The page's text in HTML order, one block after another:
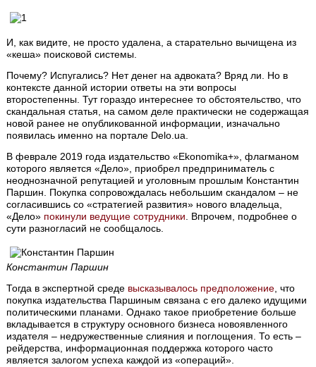
И, как видите, не просто удалена, а старательно вычищена из
«кеша» поисковой системы.
Почему? Испугались? Нет денег на адвоката? Вряд ли. Но в
контексте данной истории ответы на эти вопросы
второстепенны. Тут гораздо интереснее то обстоятельство, что
скандальная статья, на самом деле практически не содержащая
новой ранее не опубликованной информации, изначально
появилась именно на портале Delo.ua.
В феврале 2019 года издательство «Ekonomika+», флагманом
которого является «Дело», приобрел предприниматель с
неоднозначной репутацией и уголовным прошлым Константин
Паршин. Покупка сопровождалась небольшим скандалом – не
согласившись со «стратегией развития» нового владельца,
«Дело» покинули ведущие сотрудники . Впрочем, подробнее о
сути разногласий не сообщалось.
Константин Паршин
Тогда в экспертной среде высказывалось предположение , что
покупка издательства Паршиным связана с его далеко идущими
политическими планами. Однако такое приобретение больше
вкладывается в структуру основного бизнеса новоявленного
издателя – недружественные слияния и поглощения. То есть –
рейдерства, информационная поддержка которого часто
является залогом успеха каждой из «операций».